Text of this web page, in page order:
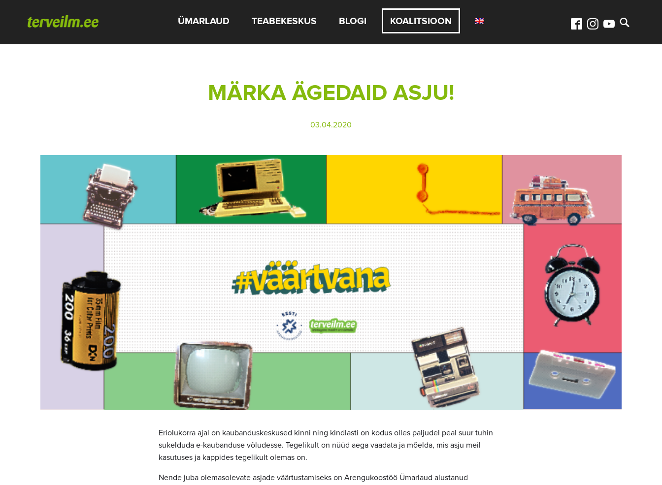
ÜMARLAUD TEABEKESKUS BLOGI KOALITSIOON
MÄRKA ÄGEDAID ASJU!
03.04.2020
Eriolukorra ajal on kaubanduskeskused kinni ning kindlasti on kodus olles paljudel peal suur tuhin
sukelduda e-kaubanduse võludesse. Tegelikult on nüüd aega vaadata ja mõelda, mis asju meil
kasutuses ja kappides tegelikult olemas on.
Nende juba olemasolevate asjade väärtustamiseks on Arengukoostöö Ümarlaud alustanud